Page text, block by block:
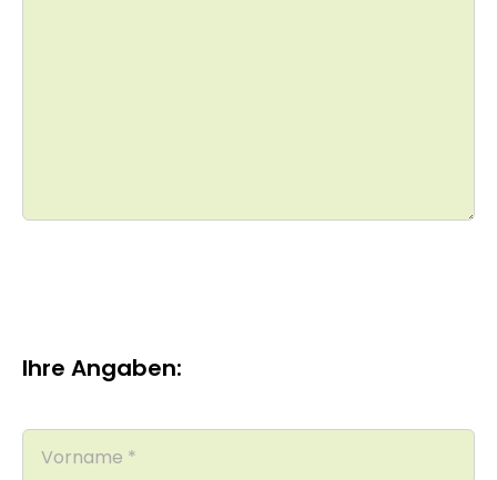
Ihre Angaben: